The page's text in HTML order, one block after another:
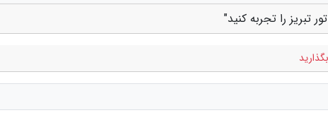
تبریز را تجربه کنید"